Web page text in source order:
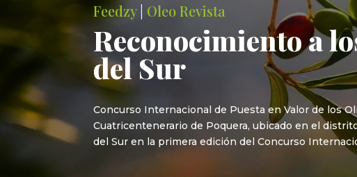
Feedzy| Oleo Revista
Reconocimiento a
del Sur
Concurso Internacional de Puesta en Valor de los
Cuatricentenerario de Poquera, ubicado en el
del Sur en la primera edición del Concurso